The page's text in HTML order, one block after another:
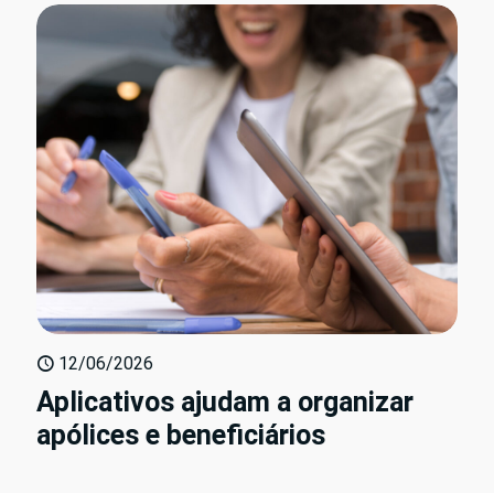
12/06/2026
Aplicativos ajudam a organizar
apólices e beneficiários